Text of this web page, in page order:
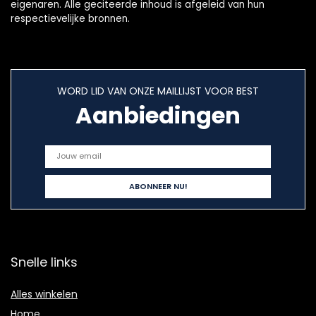
eigenaren. Alle geciteerde inhoud is afgeleid van hun
respectievelijke bronnen.
WORD LID VAN ONZE MAILLIJST VOOR BEST
Aanbiedingen
Snelle links
Alles winkelen